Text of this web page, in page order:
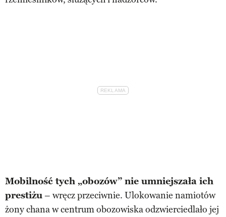
Mobilność tych „obozów” nie umniejszała ich
prestiżu– wręcz przeciwnie. Ulokowanie namiotów
żony chana w centrum obozowiska odzwierciedlało jej